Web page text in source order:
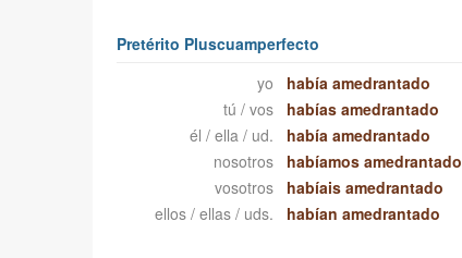
Pretérito Pluscuamperfecto
yo
había amedrantado
tú / vos
habías amedrantado
él / ella / ud.
había amedrantado
nosotros
habíamos amedrantado
vosotros
habíais amedrantado
ellos / ellas / uds.
habían amedrantado